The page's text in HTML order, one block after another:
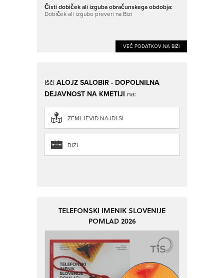
Čisti dobiček ali izguba obračunskega obdobja:
Dobiček ali izgubo preveri na Bizi
VEČ PODATKOV NA BIZI
Išči ALOJZ SALOBIR - DOPOLNILNA
DEJAVNOST NA KMETIJI na:
ZEMLJEVID.NAJDI.SI
BIZI
TELEFONSKI IMENIK SLOVENIJE
POMLAD 2026